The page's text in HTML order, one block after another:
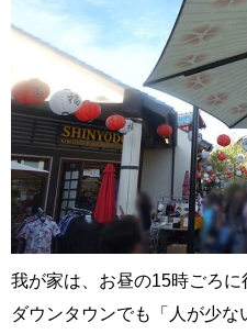
我が家は、お昼の15時ごろ
ダウンタウンでも「人が少